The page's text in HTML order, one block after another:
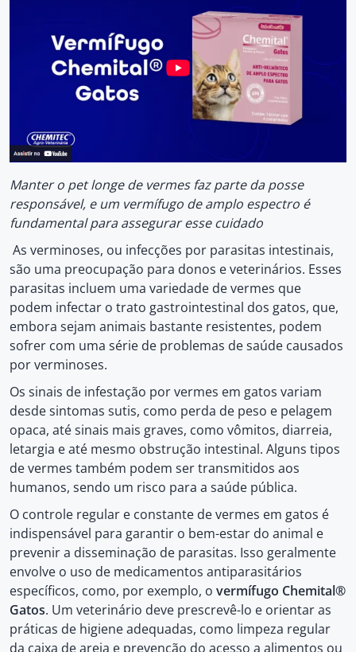
Manter o pet longe de vermes faz parte da posse
responsável, e um vermífugo de amplo espectro é
fundamental para assegurar esse cuidado
As verminoses, ou infecções por parasitas intestinais,
são uma preocupação para donos e veterinários. Esses
parasitas incluem uma variedade de vermes que
podem infectar o trato gastrointestinal dos gatos, que,
embora sejam animais bastante resistentes, podem
sofrer com uma série de problemas de saúde causados
por verminoses.
Os sinais de infestação por vermes em gatos variam
desde sintomas sutis, como perda de peso e pelagem
opaca, até sinais mais graves, como vômitos, diarreia,
letargia e até mesmo obstrução intestinal. Alguns tipos
de vermes também podem ser transmitidos aos
humanos, sendo um risco para a saúde pública.
O controle regular e constante de vermes em gatos é
indispensável para garantir o bem-estar do animal e
prevenir a disseminação de parasitas. Isso geralmente
envolve o uso de medicamentos antiparasitários
específicos, como, por exemplo, o vermífugo Chemital®
Gatos. Um veterinário deve prescrevê-lo e orientar as
práticas de higiene adequadas, como limpeza regular
da caixa de areia e prevenção do acesso a alimentos ou